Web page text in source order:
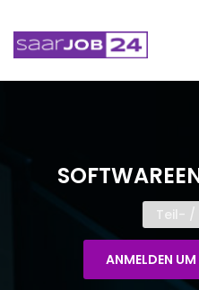
Teil- /
ANMELDEN